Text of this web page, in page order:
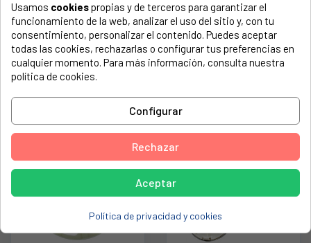
GOMA DE ESCOTILLA
PARA LAVADORA AEG,
ELECTROLUX
1325370003
42,83 €
POLEA LAVADORA
TEKA, TKX-1000
12,89 €
AGOTADO
Usamos cookiespropias y de terceros para garantizar el
funcionamiento de la web, analizar el uso del sitio y, con tu
consentimiento, personalizar el contenido. Puedes aceptar
todas las cookies, rechazarlas o configurar tus preferencias en
cualquier momento. Para más información, consulta nuestra
política de cookies.
Configurar
Rechazar
Aceptar
Política de privacidad y cookies